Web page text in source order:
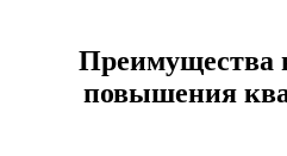
Преимущества
повышения